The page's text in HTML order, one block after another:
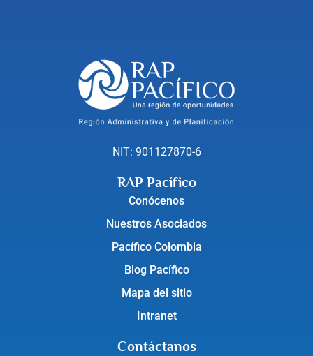
NIT: 901127870-6
RAP Pacífico
Conócenos
Nuestros Asociados
Pacífico Colombia
Blog Pacífico
Mapa del sitio
Intranet
Contáctanos